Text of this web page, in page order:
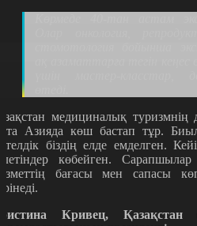
медициналық
Азияда көш бастап тұр.
біздің елде емделген.
көбейген.
бағасы мен сапасы
Кривец, Қазақстан